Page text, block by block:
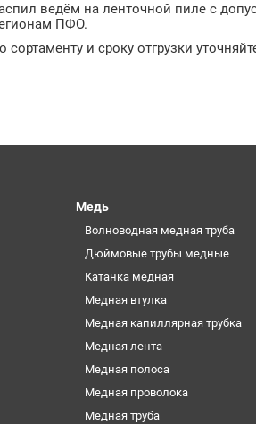
ведём на ленточной пиле с
ПФО.
и сроку отгрузки
Медь
Волноводная медная труба
Дюймовые трубы медные
Катанка медная
Медная втулка
Медная капиллярная трубка
Медная лента
Медная полоса
Медная проволока
Медная труба